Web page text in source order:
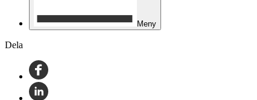
Meny
Dela